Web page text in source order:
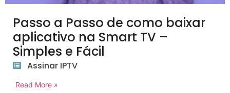
Passo a Passo de como baixar
aplicativo na Smart TV –
Simples e Fácil
Assinar IPTV
Read More »